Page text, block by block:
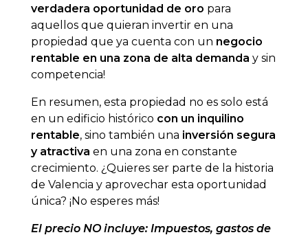
verdadera oportunidad de oro para
aquellos que quieran invertir en una
propiedad que ya cuenta con un negocio
rentable en una zona de alta demanda y sin
competencia!
En resumen, esta propiedad no es solo está
en un edificio histórico con un inquilino
rentable, sino también una inversión segura
y atractiva en una zona en constante
crecimiento. ¿Quieres ser parte de la historia
de Valencia y aprovechar esta oportunidad
única? ¡No esperes más!
El precio NO incluye: Impuestos, gastos de